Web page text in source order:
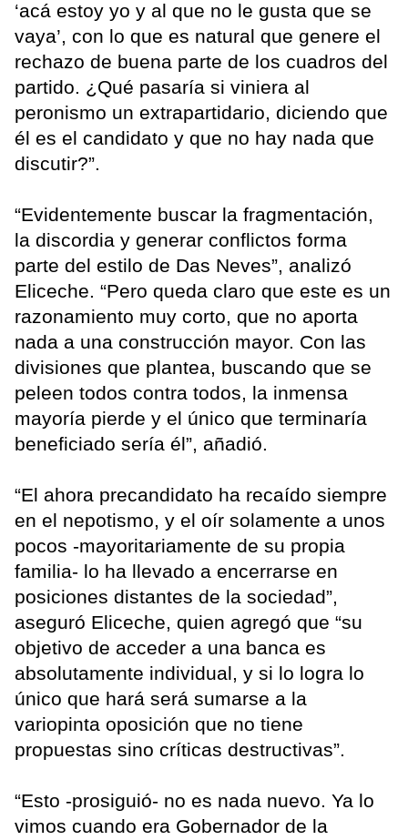
‘acá estoy yo y al que no le gusta que se
vaya’, con lo que es natural que genere el
rechazo de buena parte de los cuadros del
partido. ¿Qué pasaría si viniera al
peronismo un extrapartidario, diciendo que
él es el candidato y que no hay nada que
discutir?”.
“Evidentemente buscar la fragmentación,
la discordia y generar conflictos forma
parte del estilo de Das Neves”, analizó
Eliceche. “Pero queda claro que este es un
razonamiento muy corto, que no aporta
nada a una construcción mayor. Con las
divisiones que plantea, buscando que se
peleen todos contra todos, la inmensa
mayoría pierde y el único que terminaría
beneficiado sería él”, añadió.
“El ahora precandidato ha recaído siempre
en el nepotismo, y el oír solamente a unos
pocos -mayoritariamente de su propia
familia- lo ha llevado a encerrarse en
posiciones distantes de la sociedad”,
aseguró Eliceche, quien agregó que “su
objetivo de acceder a una banca es
absolutamente individual, y si lo logra lo
único que hará será sumarse a la
variopinta oposición que no tiene
propuestas sino críticas destructivas”.
“Esto -prosiguió- no es nada nuevo. Ya lo
vimos cuando era Gobernador de la